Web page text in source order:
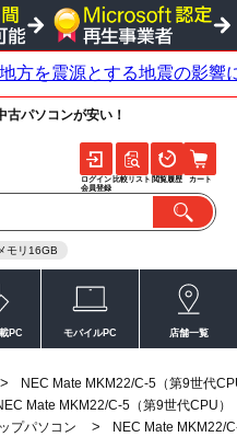
パソコンが安い！
メモリ16GB
ログイン
会員登録
比較リスト 閲覧履歴 カート
PC モバイルPC 店舗一覧
>
NEC Mate MKM22/C-5（第9世代
Mate MKM22/C-5（第9世代CPU）
プパソコン >
NEC Mate MKM22/